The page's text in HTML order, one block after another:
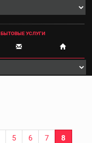
БЫТОВЫЕ УСЛУГИ
5 6 7
8